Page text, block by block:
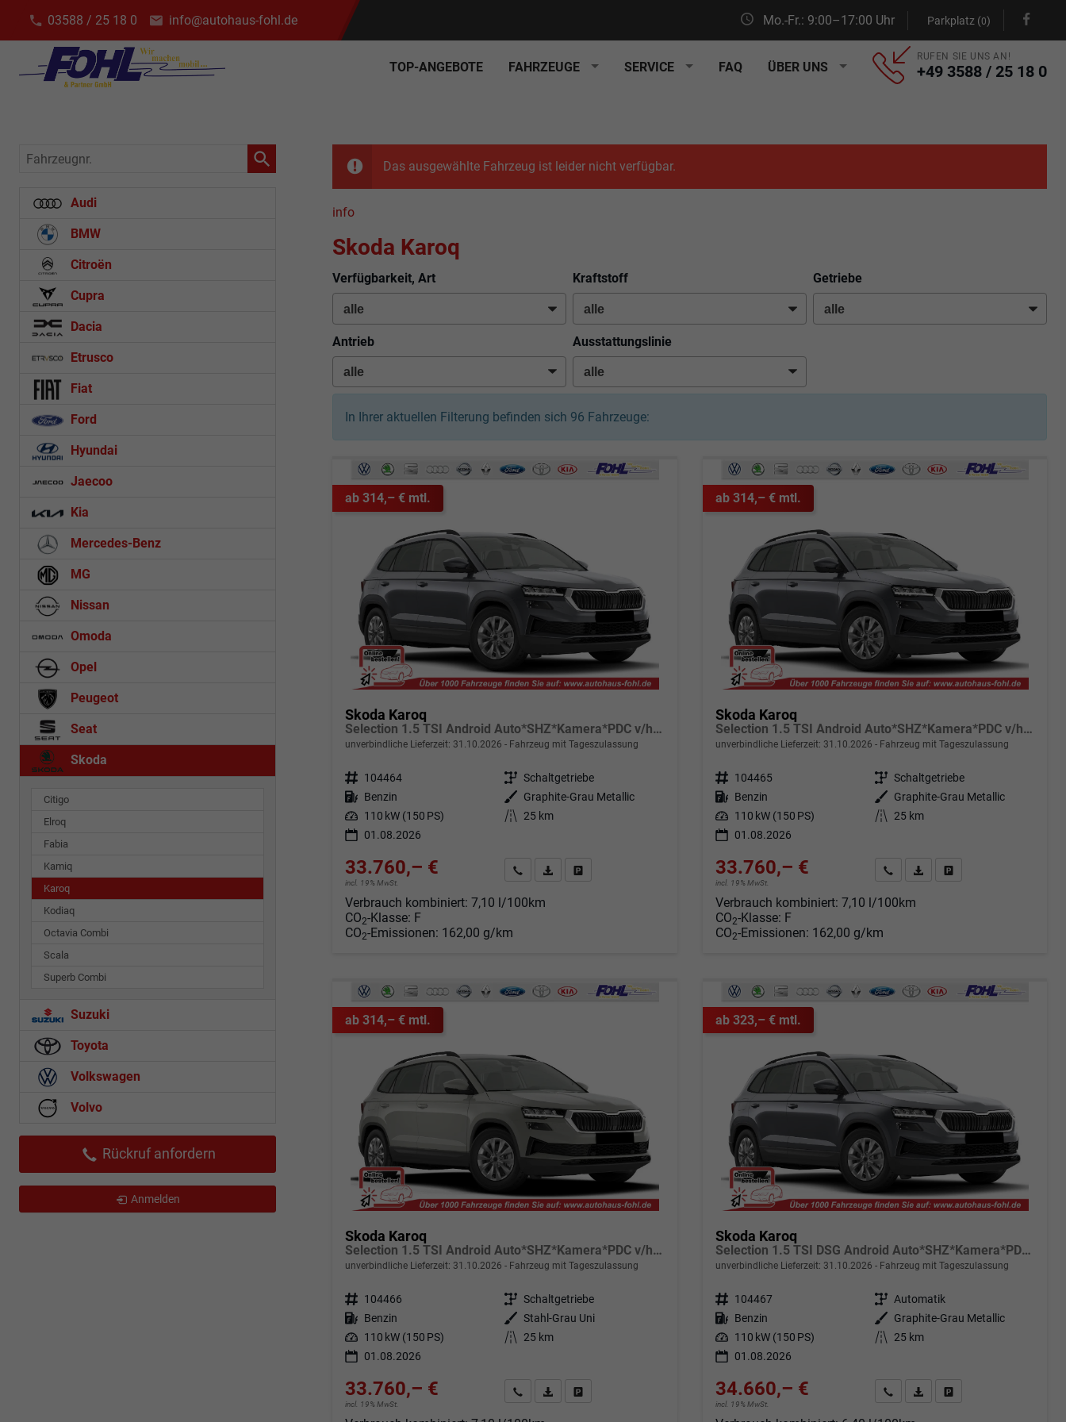
03588 / 25 18 0 info@autohaus-fohl.de Mo.-Fr.: 9:00–17:00 Uhr Parkplatz (0)
TOP-ANGEBOTE FAHRZEUGE SERVICE FAQ ÜBER UNS
RUFEN SIE UNS AN!
+49 3588 / 25 18 0
Das ausgewählte Fahrzeug ist leider nicht verfügbar.
info
Skoda Karoq
Verfügbarkeit, Art Kraftstoff Getriebe
Antrieb Ausstattungslinie
In Ihrer aktuellen Filterung befinden sich 96 Fahrzeuge:
ab 314,– € mtl.
Skoda Karoq
Selection 1.5 TSI Android Auto*SHZ*Kamera*PDC v/h*Klimaauto*SUNSET*LED
unverbindliche Lieferzeit: 31.10.2026 Fahrzeug mit Tageszulassung
Fahrzeugnr. 104464 Getriebe Schaltgetriebe
Kraftstoff Benzin Außenfarbe
Graphite-Grau Metallic
Leistung 110 kW (150 PS) Kilometerstand 25 km
01.08.2026
33.760,– €
incl. 19% MwSt.
Angebot anfordern
Fahrzeugexpose (PDF)
Verbrauch kombiniert:7,10 l/100km
CO2-Klasse: F
CO2-Emissionen: 162,00 g/km
ab 314,– € mtl.
Skoda Karoq
Selection 1.5 TSI Android Auto*SHZ*Kamera*PDC v/h*Klimaauto*SUNSET*LED
unverbindliche Lieferzeit: 31.10.2026 Fahrzeug mit Tageszulassung
Fahrzeugnr. 104465 Getriebe Schaltgetriebe
Kraftstoff Benzin Außenfarbe
Graphite-Grau Metallic
Leistung 110 kW (150 PS) Kilometerstand 25 km
01.08.2026
33.760,– €
incl. 19% MwSt.
Angebot anfordern
Fahrzeugexpose (PDF)
Fahrzeug parken
Verbrauch kombiniert: 7,10 l/100km
CO2-Klasse: F
CO2-Emissionen: 162,00 g/km
ab 314,– € mtl.
Skoda Karoq
Selection 1.5 TSI Android Auto*SHZ*Kamera*PDC v/h*Klimaauto*SUNSET*LED
unverbindliche Lieferzeit: 31.10.2026 Fahrzeug mit Tageszulassung
Fahrzeugnr. 104466 Getriebe Schaltgetriebe
Kraftstoff Benzin Außenfarbe Stahl-Grau Uni
Leistung 110 kW (150 PS) Kilometerstand 25 km
01.08.2026
33.760,– €
incl. 19% MwSt.
Angebot anfordern
Fahrzeugexpose (PDF)
ab 323,– € mtl.
Skoda Karoq
Selection 1.5 TSI DSG Android Auto*SHZ*Kamera*PDC v/h*Klimaauto*SUNSET*LED
unverbindliche Lieferzeit: 31.10.2026 Fahrzeug mit Tageszulassung
Fahrzeugnr. 104467 Getriebe Automatik
Kraftstoff Benzin Außenfarbe
Graphite-Grau Metallic
Leistung 110 kW (150 PS) Kilometerstand 25 km
01.08.2026
34.660,– €
incl. 19% MwSt.
Angebot anfordern
Fahrzeugexpose (PDF)
Fahrzeug parken
Fahrzeugnr.
Audi
BMW
Citroën
Cupra
Dacia
Etrusco
Fiat
Ford
Hyundai
Jaecoo
Kia
Mercedes-Benz
MG
Nissan
Omoda
Opel
Peugeot
Seat
Skoda
Citigo
Elroq
Fabia
Kamiq
Karoq
Kodiaq
Octavia Combi
Scala
Superb Combi
Suzuki
Toyota
Volkswagen
Volvo
Rückruf anfordern
Anmelden